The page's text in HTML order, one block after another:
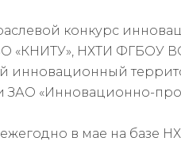
конкурс
«КНИТУ», НХТИ ФГБОУ
инновационный
«Инновационно-
в мае на базе